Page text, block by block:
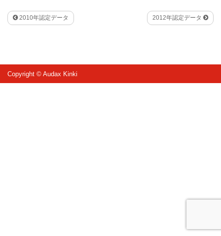
2010年認定データ 2012年認定データ
Copyright © Audax Kinki